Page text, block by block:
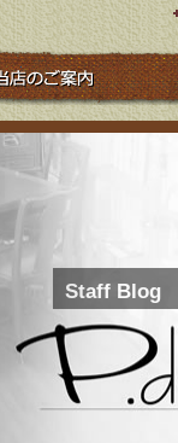
Staff Blog